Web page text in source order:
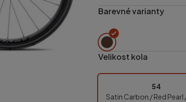
Barevné varianty
Velikost kola
54
Satin Carbon / Red Pearl